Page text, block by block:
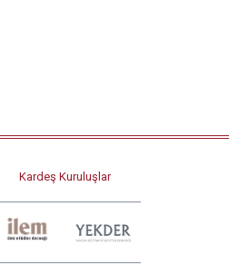
Kardeş Kuruluşlar